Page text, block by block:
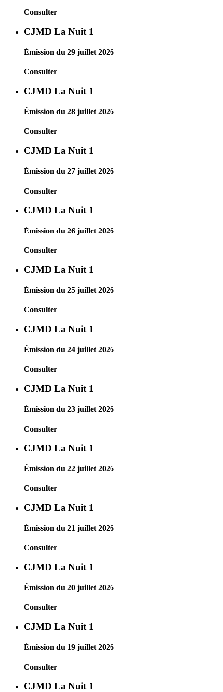
Consulter
CJMD La Nuit 1
Émission du 29 juillet 2026
Consulter
CJMD La Nuit 1
Émission du 28 juillet 2026
Consulter
CJMD La Nuit 1
Émission du 27 juillet 2026
Consulter
CJMD La Nuit 1
Émission du 26 juillet 2026
Consulter
CJMD La Nuit 1
Émission du 25 juillet 2026
Consulter
CJMD La Nuit 1
Émission du 24 juillet 2026
Consulter
CJMD La Nuit 1
Émission du 23 juillet 2026
Consulter
CJMD La Nuit 1
Émission du 22 juillet 2026
Consulter
CJMD La Nuit 1
Émission du 21 juillet 2026
Consulter
CJMD La Nuit 1
Émission du 20 juillet 2026
Consulter
CJMD La Nuit 1
Émission du 19 juillet 2026
Consulter
CJMD La Nuit 1